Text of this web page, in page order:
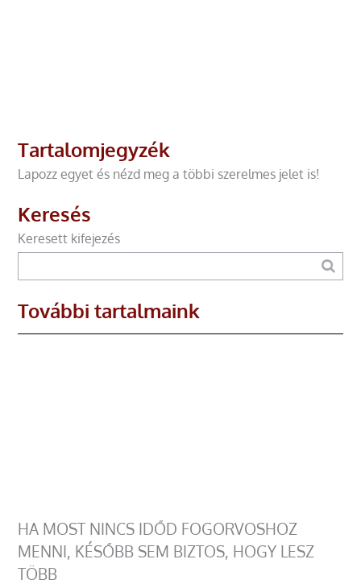
Tartalomjegyzék
Lapozz egyet és nézd meg a többi szerelmes jelet is!
Keresés
Keresett kifejezés
További tartalmaink
HA MOST NINCS IDŐD FOGORVOSHOZ
MENNI, KÉSŐBB SEM BIZTOS, HOGY LESZ
TÖBB